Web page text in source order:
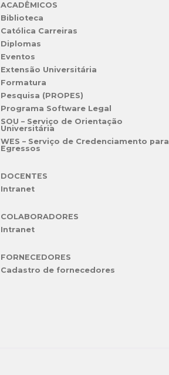
ACADÊMICOS
Biblioteca
Católica Carreiras
Diplomas
Eventos
Extensão Universitária
Formatura
Pesquisa (PROPES)
Programa Software Legal
SOU – Serviço de Orientação
Universitária
WES – Serviço de Credenciamento para
Egressos
DOCENTES
Intranet
COLABORADORES
Intranet
FORNECEDORES
Cadastro de fornecedores